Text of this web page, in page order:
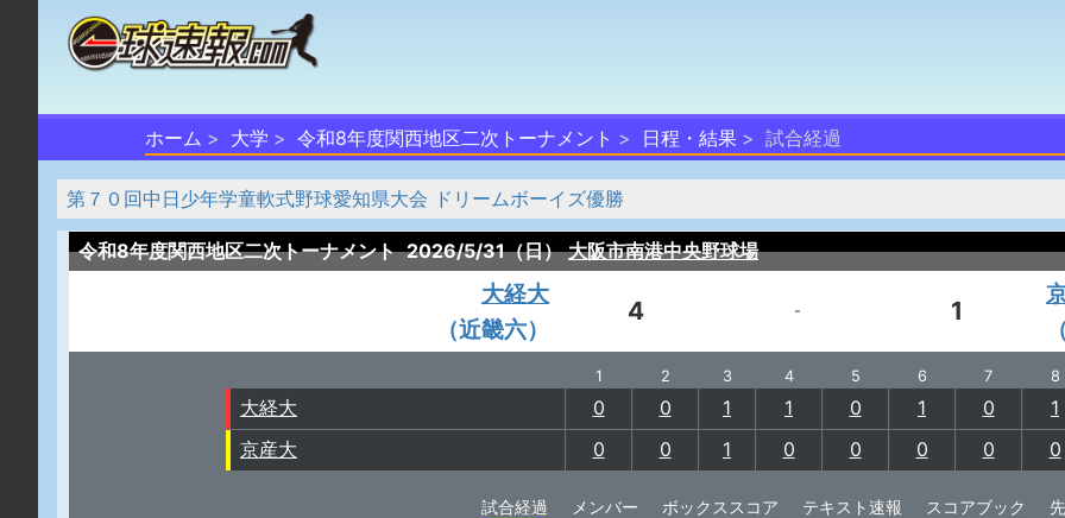
ホーム 大学 令和8年度関西地区二次トーナメント 日程・結果 試合経過
第７０回中日少年学童軟式野球愛知県大会 ドリームボーイズ優勝
令和8年度関西地区二次トーナメント 2026/5/31（日） 大阪市南港中央野球場
大経大
（近畿六）
4 - 1
1 2 3 4 5 6 7 8
大経大 0 0 1 1 0 1 0 1
京産大
0 0 1 0 0 0 0 0
試合経過 メンバー ボックススコア テキスト速報 スコアブック